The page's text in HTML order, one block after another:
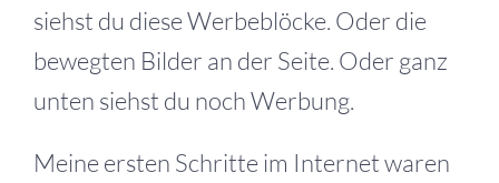
siehst du diese Werbeblöcke. Oder die
bewegten Bilder an der Seite. Oder ganz
unten siehst du noch Werbung.
Meine ersten Schritte im Internet waren